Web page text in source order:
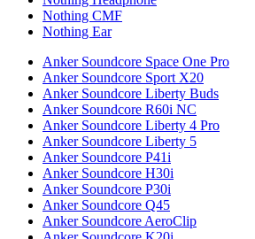
Nothing CMF
Nothing Ear
Anker Soundcore Space One Pro
Anker Soundcore Sport X20
Anker Soundcore Liberty Buds
Anker Soundcore R60i NC
Anker Soundcore Liberty 4 Pro
Anker Soundcore Liberty 5
Anker Soundcore P41i
Anker Soundcore H30i
Anker Soundcore P30i
Anker Soundcore Q45
Anker Soundcore AeroClip